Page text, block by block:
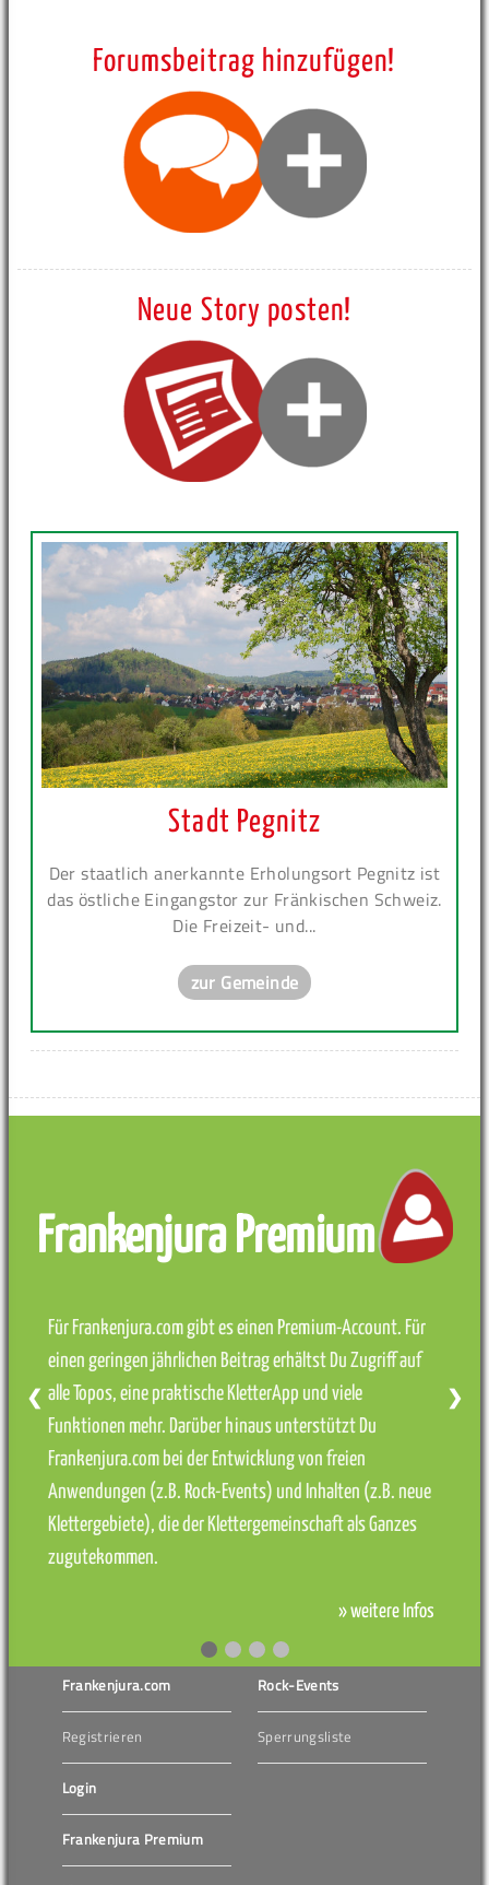
Forumsbeitrag hinzufügen!
Neue Story posten!
Stadt Pegnitz
Der staatlich anerkannte Erholungsort Pegnitz ist
das östliche Eingangstor zur Fränkischen Schweiz.
Die Freizeit- und...
zur Gemeinde
Frankenjura Premium
Für Frankenjura.com gibt es einen Premium-Account. Für
einen geringen jährlichen Beitrag erhältst Du Zugriff auf
alle Topos, eine praktische KletterApp und viele
Funktionen mehr. Darüber hinaus unterstützt Du
Frankenjura.com bei der Entwicklung von freien
Anwendungen (z.B. Rock-Events) und Inhalten (z.B. neue
Klettergebiete), die der Klettergemeinschaft als Ganzes
zugutekommen.
» weitere Infos
❮ ❯
Frankenjura.com
Registrieren
Login
Frankenjura Premium
Rock-Events
Sperrungsliste